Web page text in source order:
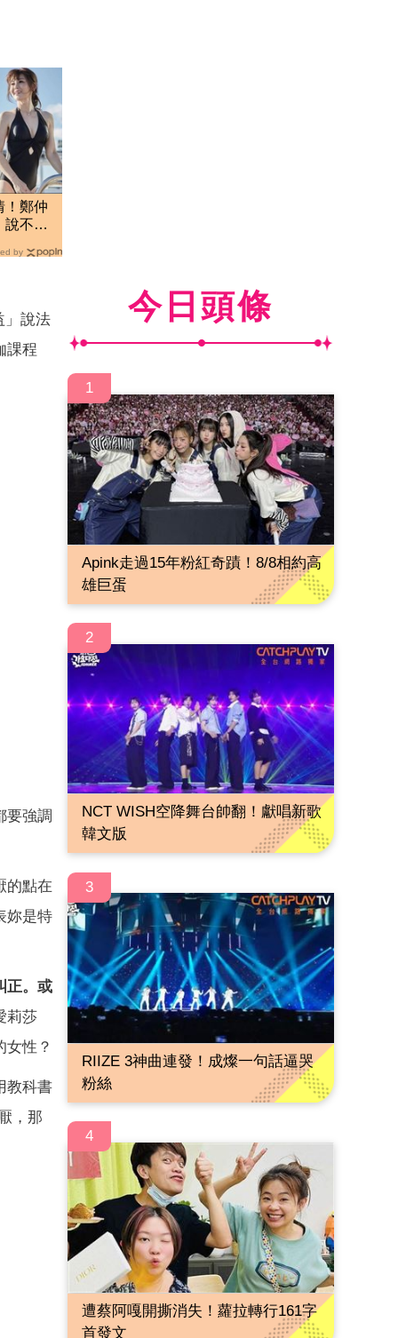
！鄭仲
不難
by
」說法
課程
要強調
的點在
妳是特
正。或
莉莎
女性？
教科書
，那
今日頭條
1
Apink走過15年粉紅奇蹟！8/8相約高
雄巨蛋
2
NCT WISH空降舞台帥翻！獻唱新歌
韓文版
3
RIIZE 3神曲連發！成燦一句話逼哭
粉絲
4
遭蔡阿嘎開撕消失！蘿拉轉行161字
首發文